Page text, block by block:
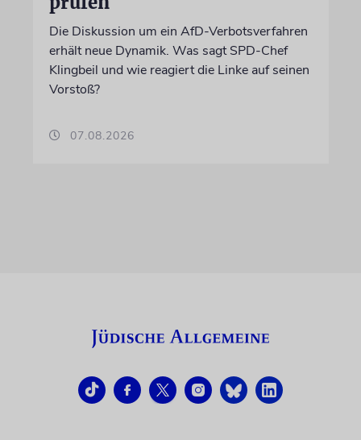
Die Diskussion um ein AfD-Verbotsverfahren
erhält neue Dynamik. Was sagt SPD-Chef
Klingbeil und wie reagiert die Linke auf seinen
Vorstoß?
07.08.2026